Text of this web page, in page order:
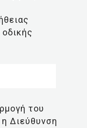
του
Διεύθυνση